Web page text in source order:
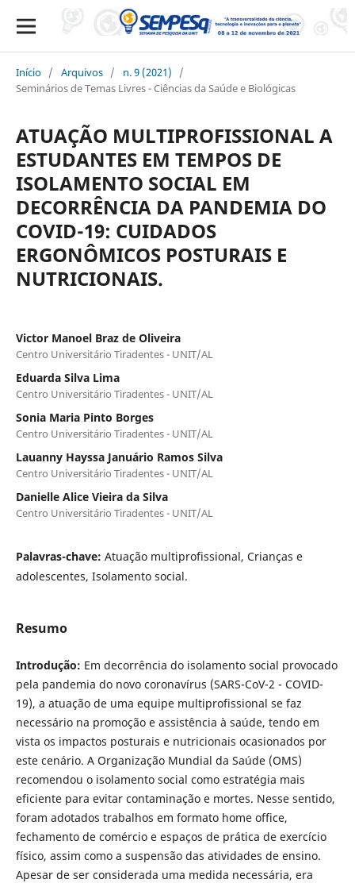
Início / Arquivos / n. 9 (2021)
/
Seminários de Temas Livres - Ciências da Saúde e Biológicas
ATUAÇÃO MULTIPROFISSIONAL A
ESTUDANTES EM TEMPOS DE
ISOLAMENTO SOCIAL EM
DECORRÊNCIA DA PANDEMIA DO
COVID-19: CUIDADOS
ERGONÔMICOS POSTURAIS E
NUTRICIONAIS.
Victor Manoel Braz de Oliveira
Centro Universitário Tiradentes - UNIT/AL
Eduarda Silva Lima
Centro Universitário Tiradentes - UNIT/AL
Sonia Maria Pinto Borges
Centro Universitário Tiradentes - UNIT/AL
Lauanny Hayssa Januário Ramos Silva
Centro Universitário Tiradentes - UNIT/AL
Danielle Alice Vieira da Silva
Centro Universitário Tiradentes - UNIT/AL
Palavras-chave: Atuação multiprofissional, Crianças e
adolescentes, Isolamento social.
Resumo
Introdução: Em decorrência do isolamento social provocado
pela pandemia do novo coronavírus (SARS-CoV-2 - COVID-
19), a atuação de uma equipe multiprofissional se faz
necessário na promoção e assistência à saúde, tendo em
vista os impactos posturais e nutricionais ocasionados por
este cenário. A Organização Mundial da Saúde (OMS)
recomendou o isolamento social como estratégia mais
eficiente para evitar contaminação e mortes. Nesse sentido,
foram adotados trabalhos em formato home office,
fechamento de comércio e espaços de prática de exercício
físico, assim como a suspensão das atividades de ensino.
Apesar de ser considerada uma medida necessária, era